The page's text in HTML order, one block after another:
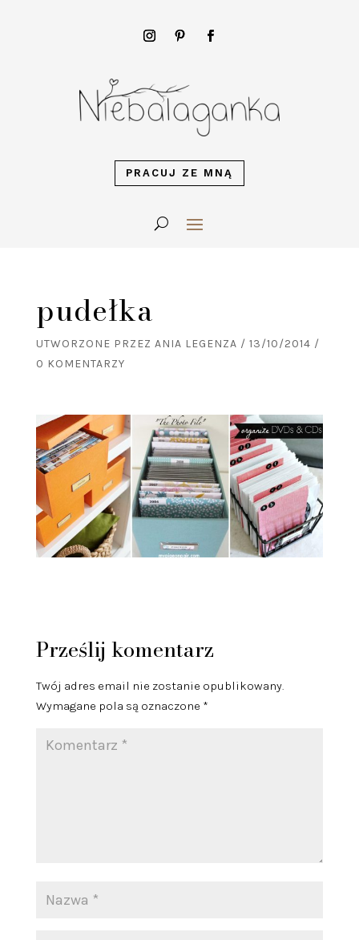
PRACUJ ZE MNĄ
pudełka
UTWORZONE PRZEZ ANIA LEGENZA / 13/10/2014 /
0 KOMENTARZY
Prześlij komentarz
Twój adres email nie zostanie opublikowany.
Wymagane pola są oznaczone *